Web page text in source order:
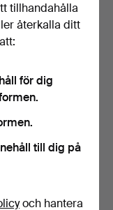
med fat för sex
tillhandahålla
återkalla ditt
för dig
till dig på
och hantera